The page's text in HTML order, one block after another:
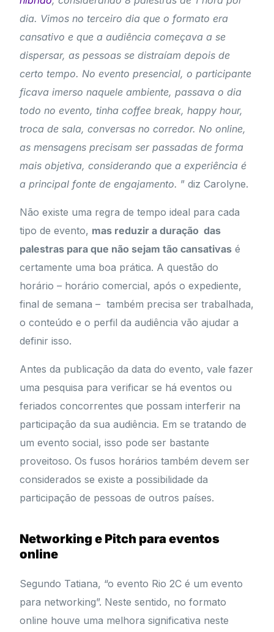
dia. Vimos no terceiro dia que o formato era
cansativo e que a audiência começava a se
dispersar, as pessoas se distraíam depois de
certo tempo. No evento presencial, o participante
ficava imerso naquele ambiente, passava o dia
todo no evento, tinha coffee break, happy hour,
troca de sala, conversas no corredor. No online,
as mensagens precisam ser passadas de forma
mais objetiva, considerando que a experiência é
a principal fonte de engajamento. ” diz Carolyne.
Não existe uma regra de tempo ideal para cada
tipo de evento, mas reduzir a duração das
palestras para que não sejam tão cansativas é
certamente uma boa prática. A questão do
horário – horário comercial, após o expediente,
final de semana – também precisa ser trabalhada,
o conteúdo e o perfil da audiência vão ajudar a
definir isso.
Antes da publicação da data do evento, vale fazer
uma pesquisa para verificar se há eventos ou
feriados concorrentes que possam interferir na
participação da sua audiência. Em se tratando de
um evento social, isso pode ser bastante
proveitoso. Os fusos horários também devem ser
considerados se existe a possibilidade da
participação de pessoas de outros países.
Networking e Pitch para eventos
online
Segundo Tatiana, “o evento Rio 2C é um evento
para networking”. Neste sentido, no formato
online houve uma melhora significativa neste